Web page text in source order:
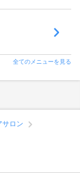
全てのメニューを見る
サロン